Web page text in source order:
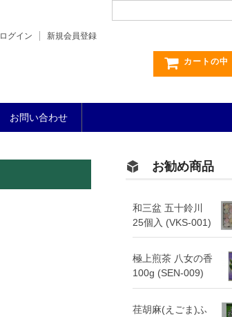
ログイン 新規会員登録
カートの中
お問い合わせ
お勧め商品
和三盆 五十鈴川
25個入 (VKS-001)
極上煎茶 八女の香
100g (SEN-009)
荏胡麻(えごま)ふ